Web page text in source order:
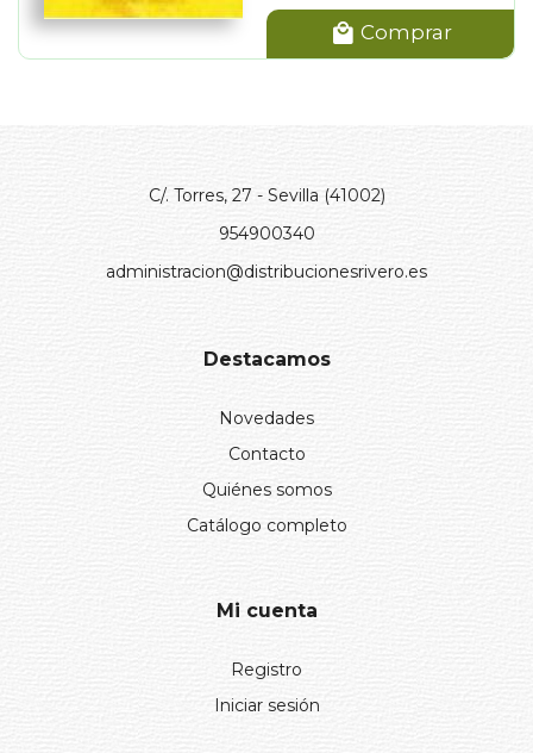
Comprar
C/. Torres, 27 - Sevilla (41002)
954900340
administracion@distribucionesrivero.es
Destacamos
Novedades
Contacto
Quiénes somos
Catálogo completo
Mi cuenta
Registro
Iniciar sesión